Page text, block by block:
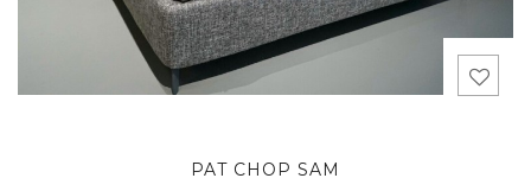
PAT CHOP SAM